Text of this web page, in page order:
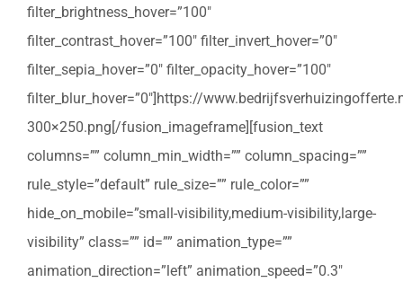
filter_brightness_hover=”100″
filter_contrast_hover=”100″ filter_invert_hover=”0″
filter_sepia_hover=”0″ filter_opacity_hover=”100″
filter_blur_hover=”0″]https://
300×250.png[/fusion_imageframe][fusion_text
columns=”” column_min_width=”” column_spacing=””
rule_style=”default” rule_size=”” rule_color=””
hide_on_mobile=”small-visibility,medium-visibility,large-
visibility” class=”” id=”” animation_type=””
animation_direction=”left” animation_speed=”0.3″